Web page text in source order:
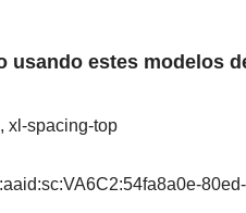
usando estes modelos
xl-spacing-top